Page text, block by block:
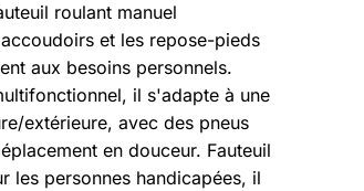
roulant manuel
et les repose-pieds
aux besoins personnels.
il s'adapte à une
extérieure, avec des pneus
en douceur. Fauteuil
les personnes handicapées, il